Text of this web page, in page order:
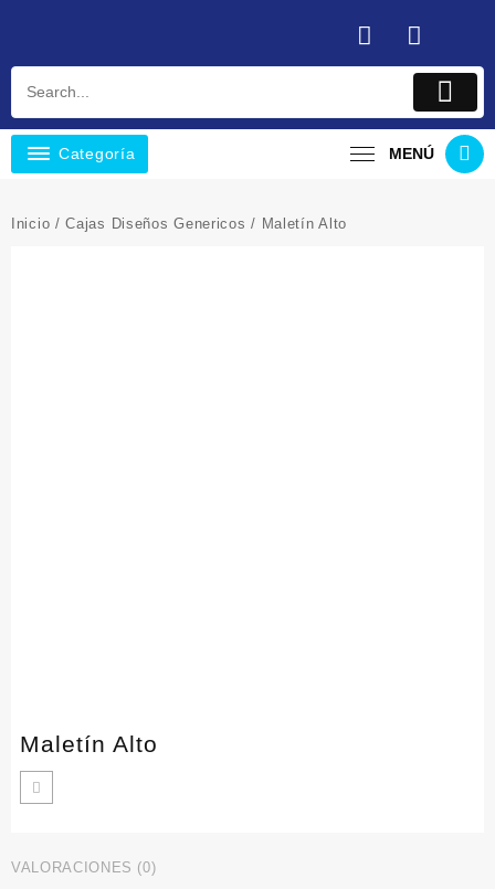
Categoría MENÚ
Inicio /Cajas Diseños Genericos / Maletín Alto
Maletín Alto
VALORACIONES (0)